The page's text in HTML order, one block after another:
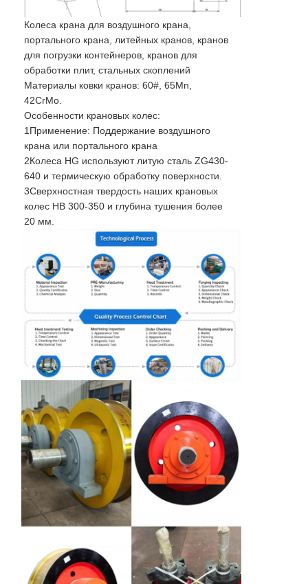
Страница
Продукция Ролики О Компании
Колеса крана для воздушного крана,
портального крана, литейных кранов, кранов
для погрузки контейнеров, кранов для
обработки плит, стальных скоплений
Материалы ковки кранов: 60#, 65Mn,
42CrMo.
Особенности крановых колес:
1Применение: Поддержание воздушного
крана или портального крана
2Колеса HG используют литую сталь ZG430-
640 и термическую обработку поверхности.
3Сверхностная твердость наших крановых
колес HB 300-350 и глубина тушения более
20 мм.